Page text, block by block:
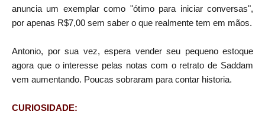
anuncia um exemplar como "ótimo para iniciar conversas",
por apenas R$7,00 sem saber o que realmente tem em mãos.
Antonio, por sua vez, espera vender seu pequeno estoque
agora que o interesse pelas notas com o retrato de Saddam
vem aumentando. Poucas sobraram para contar historia.
CURIOSIDADE: